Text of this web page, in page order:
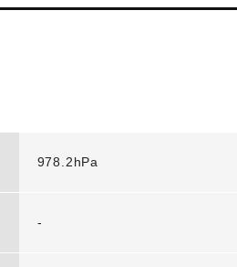
978.2hPa
-